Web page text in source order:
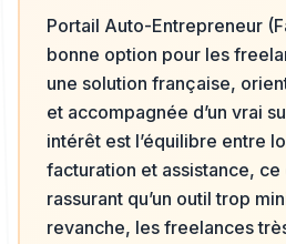
Portail Auto-Entrepreneur
bonne option pour les
une solution française,
et accompagnée d’un vrai
intérêt est l’équilibre entre
facturation et assistance,
rassurant qu’un outil trop
revanche, les freelances